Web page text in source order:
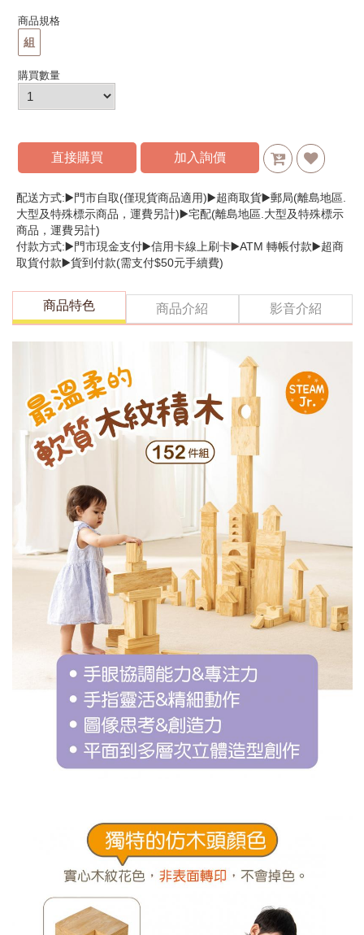
商品規格
組
購買數量
直接購買 加入詢價
配送方式:▶️門市自取(僅現貨商品適用)▶️超商取貨▶️郵局(離島地區.
大型及特殊標示商品，運費另計)▶️宅配(離島地區.大型及特殊標示
商品，運費另計)
付款方式:▶️門市現金支付▶️信用卡線上刷卡▶️ATM 轉帳付款▶️超商
取貨付款▶️貨到付款(需支付$50元手續費)
商品特色 商品介紹 影音介紹